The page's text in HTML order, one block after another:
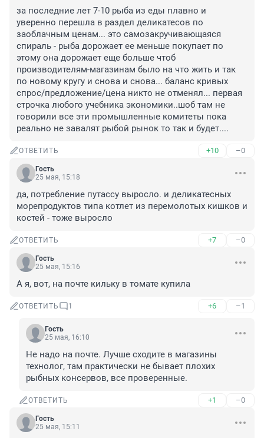
за последние лет 7-10 рыба из еды плавно и
уверенно перешла в раздел деликатесов по
заоблачным ценам... это самозакручивающаяся
спираль - рыба дорожает ее меньше покупает по
этому она дорожает еще больше чтоб
производителям-магазинам было на что жить и так
по новому кругу и снова и снова... баланс кривых
спрос/предложение/цена никто не отменял... первая
строчка любого учебника экономики..шоб там не
говорили все эти промышленные комитеты пока
реально не завалят рыбой рынок то так и будет....
ОТВЕТИТЬ +10 –0
Гость
25 мая, 15:18
да, потребление путассу выросло. и деликатесных
морепродуктов типа котлет из перемолотых кишков и
костей - тоже выросло
ОТВЕТИТЬ +7 –0
Гость
25 мая, 15:16
А я, вот, на почте кильку в томате купила
ОТВЕТИТЬ 1 +6 –1
Гость
25 мая, 16:10
Не надо на почте. Лучше сходите в магазины
технолог, там практически не бывает плохих
рыбных консервов, все проверенные.
ОТВЕТИТЬ +1 –0
Гость
25 мая, 15:11